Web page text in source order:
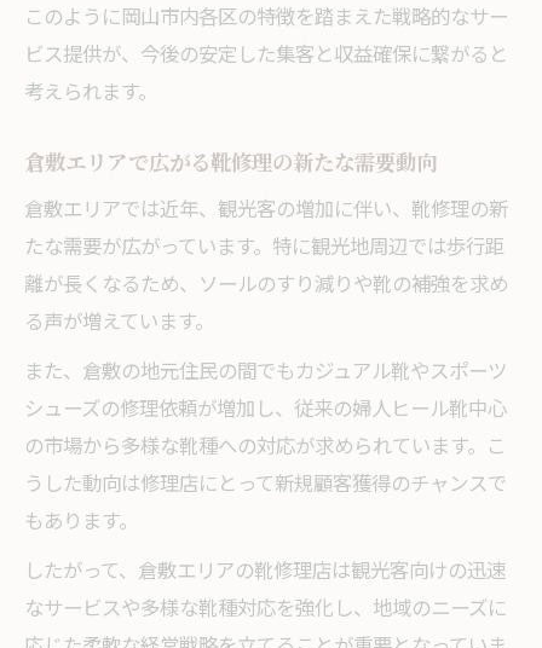
このように岡山市内各区の特徴を踏まえた戦略的なサー
ビス提供が、今後の安定した集客と収益確保に繋がると
考えられます。
倉敷エリアで広がる靴修理の新たな需要動向
倉敷エリアでは近年、観光客の増加に伴い、靴修理の新
たな需要が広がっています。特に観光地周辺では歩行距
離が長くなるため、ソールのすり減りや靴の補強を求め
る声が増えています。
また、倉敷の地元住民の間でもカジュアル靴やスポーツ
シューズの修理依頼が増加し、従来の婦人ヒール靴中心
の市場から多様な靴種への対応が求められています。こ
うした動向は修理店にとって新規顧客獲得のチャンスで
もあります。
したがって、倉敷エリアの靴修理店は観光客向けの迅速
なサービスや多様な靴種対応を強化し、地域のニーズに